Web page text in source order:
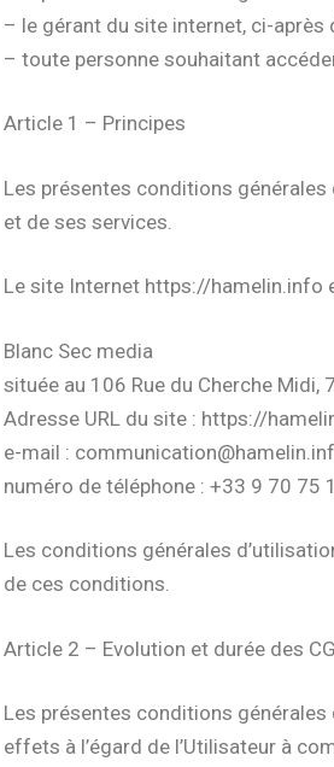
– le gérant du site internet, ci-après
– toute personne souhaitant
Article 1 – Principes
Les présentes conditions
et de ses services.
Le site Internet https://hamelin.info
Blanc Sec media
située au 106 Rue du Cherche Midi,
Adresse URL du site : https://
e-mail :
numéro de téléphone : +33 9 70 75
Les conditions générales
de ces conditions.
Article 2 – Evolution et durée des
Les présentes conditions
effets à l’égard de l’Utilisateur à